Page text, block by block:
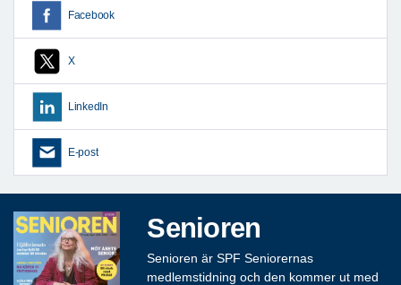
Facebook
X
LinkedIn
E-post
Senioren
Senioren är SPF Seniorernas
medlemstidning och den kommer ut med